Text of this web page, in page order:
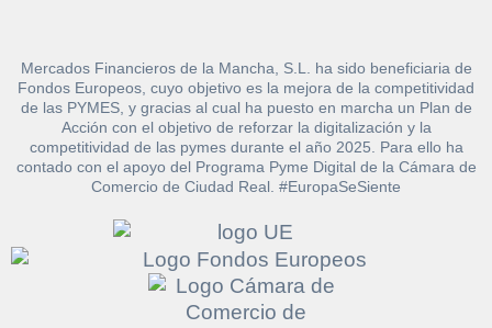
Mercados Financieros de la Mancha, S.L. ha sido beneficiaria de
Fondos Europeos, cuyo objetivo es la mejora de la competitividad
de las PYMES, y gracias al cual ha puesto en marcha un Plan de
Acción con el objetivo de reforzar la digitalización y la
competitividad de las pymes durante el año 2025. Para ello ha
contado con el apoyo del Programa Pyme Digital de la Cámara de
Comercio de Ciudad Real. #EuropaSeSiente
Solicitar
documentación
sobre la peritación
Hacer Oferta
Razón social* CIF/DNI Ofertante*